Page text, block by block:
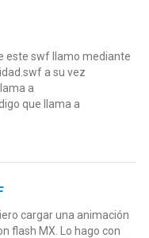
este swf llamo mediante
a su vez
a
que llama a
cargar una animación
flash MX. Lo hago con